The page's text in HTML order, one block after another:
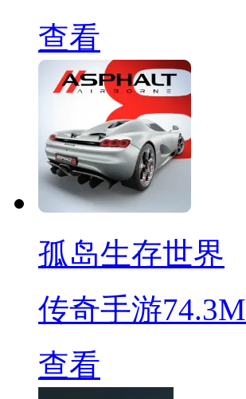
查看
孤岛生存世界
传奇手游74.3M
查看